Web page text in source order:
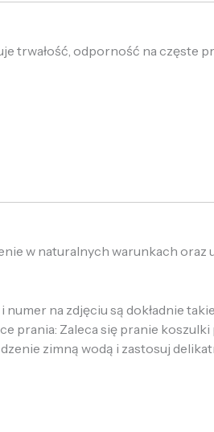
trwałość, odporność na częste
w naturalnych warunkach
na zdjęciu są dokładnie
prania: Zaleca się pranie
zimną wodą i zastosuj